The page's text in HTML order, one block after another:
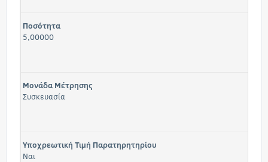
Ποσότητα
5,00000
Μονάδα Μέτρησης
Συσκευασία
Υποχρεωτική Τιμή Παρατηρητηρίου
Ναι